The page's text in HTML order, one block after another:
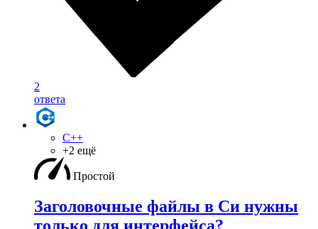
2
ответа
C++
+2 ещё
Простой
Заголовочные файлы в Си нужны